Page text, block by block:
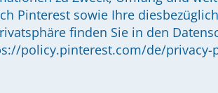
Pinterest sowie Ihre
finden Sie in den
policy.pinterest.com/de/privacy-